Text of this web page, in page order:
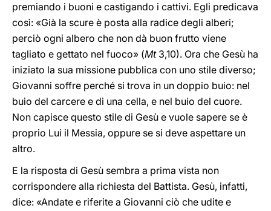
premiando i buoni e castigando i cattivi. Egli predicava
così: «Già la scure è posta alla radice degli alberi;
perciò ogni albero che non dà buon frutto viene
tagliato e gettato nel fuoco» (Mt3,10). Ora che Gesù ha
iniziato la sua missione pubblica con uno stile diverso;
Giovanni soffre perché si trova in un doppio buio: nel
buio del carcere e di una cella, e nel buio del cuore.
Non capisce questo stile di Gesù e vuole sapere se è
proprio Lui il Messia, oppure se si deve aspettare un
altro.
E la risposta di Gesù sembra a prima vista non
corrispondere alla richiesta del Battista. Gesù, infatti,
dice: «Andate e riferite a Giovanni ciò che udite e